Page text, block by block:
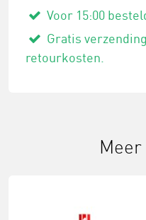
Voor 15:00
Gratis
retourkosten.